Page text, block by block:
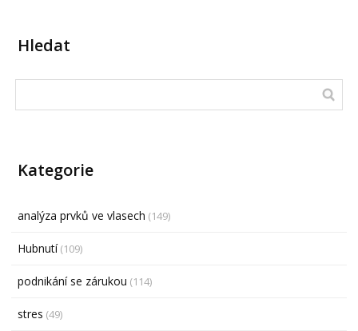
Hledat
Kategorie
analýza prvků ve vlasech (149)
Hubnutí(109)
podnikání se zárukou (114)
stres (49)